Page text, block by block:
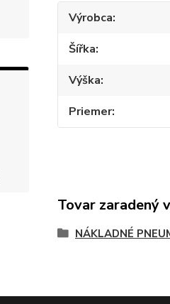
Výrobca
Šířka
Výška
Priemer
Tovar zaradený
NÁKLADNÉ